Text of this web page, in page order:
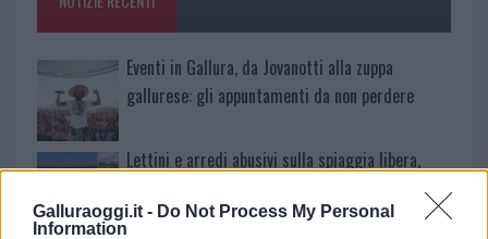
Galluraoggi.it - Do Not Process My Personal
Information
k
Eventi in Gallura, da Jovanotti alla zuppa
gallurese: gli appuntamenti da non perdere
Lettini e arredi abusivi sulla spiaggia libera,